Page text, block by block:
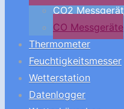
CO2 Messgerät
CO Messgeräte
Thermometer
Feuchtigkeitsmesser
Wetterstation
Datenlogger